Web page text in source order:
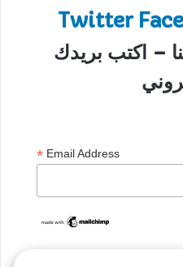
Twitter
– اكتب بريدك
Email Address
*